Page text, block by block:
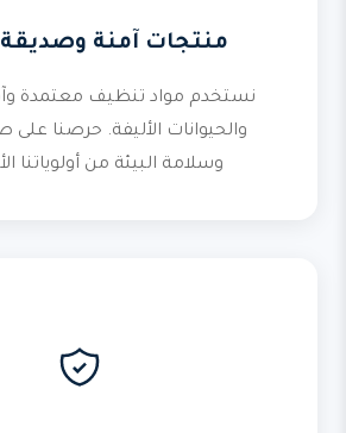
منتجات آمنة وصديقة
نستخدم مواد تنظيف معتمدة
والحيوانات الأليفة. حرصنا
وسلامة البيئة من أولوياتنا